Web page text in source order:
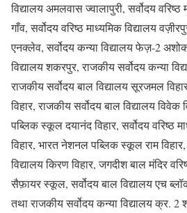
विद्यालय अमलवास ज्वालापुरी, सर्वोदय वरिष्ठ
गाँव, सर्वोदय वरिष्ठ माध्यमिक विद्यालय
एनक्लेव, सर्वोदय कन्या विद्यालय फेज़-2 अशोक
विद्यालय शकरपुर, राजकीय सर्वोदय कन्या
राजकीय सर्वोदय बाल विद्यालय सूरजमल
विहार, राजकीय सर्वोदय बाल विद्यालय विवेक
पब्लिक स्कूल दयानंद विहार, सर्वोदय वरिष्ठ
विहार, भारत नेशनल पब्लिक स्कूल राम
विद्यालय किरण विहार, जगदीश बाल मंदिर
सैफ़ायर स्कूल, सर्वोदय बाल विद्यालय एच
तथा राजकीय सर्वोदय कन्या विद्यालय क्र.